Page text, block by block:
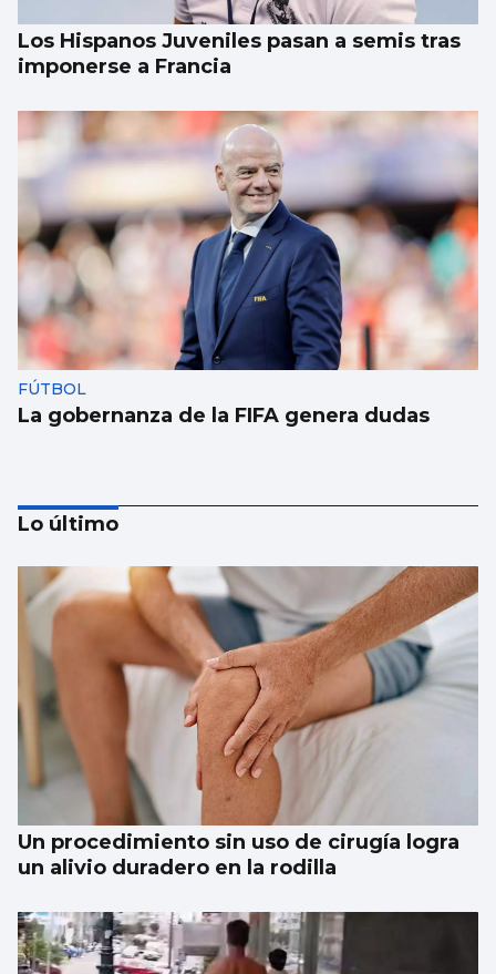
Los Hispanos Juveniles pasan a semis tras
imponerse a Francia
FÚTBOL
La gobernanza de la FIFA genera dudas
Taparse la boca, amarilla
Lo último
Un procedimiento sin uso de cirugía logra
un alivio duradero en la rodilla